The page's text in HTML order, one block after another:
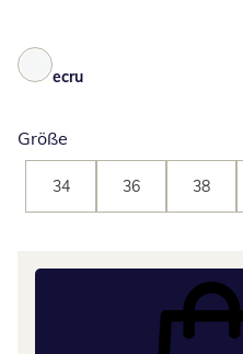
ecru
Größe
34 36 38